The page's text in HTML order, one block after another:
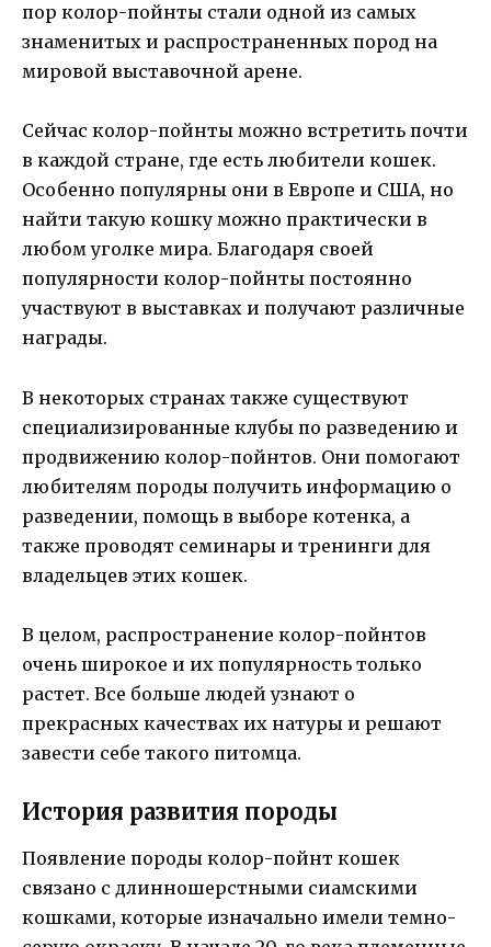
пор колор-пойнты стали одной из самых
знаменитых и распространенных пород на
мировой выставочной арене.
Сейчас колор-пойнты можно встретить почти
в каждой стране, где есть любители кошек.
Особенно популярны они в Европе и США, но
найти такую кошку можно практически в
любом уголке мира. Благодаря своей
популярности колор-пойнты постоянно
участвуют в выставках и получают различные
награды.
В некоторых странах также существуют
специализированные клубы по разведению и
продвижению колор-пойнтов. Они помогают
любителям породы получить информацию о
разведении, помощь в выборе котенка, а
также проводят семинары и тренинги для
владельцев этих кошек.
В целом, распространение колор-пойнтов
очень широкое и их популярность только
растет. Все больше людей узнают о
прекрасных качествах их натуры и решают
завести себе такого питомца.
История развития породы
Появление породы колор-пойнт кошек
связано с длинношерстными сиамскими
кошками, которые изначально имели темно-